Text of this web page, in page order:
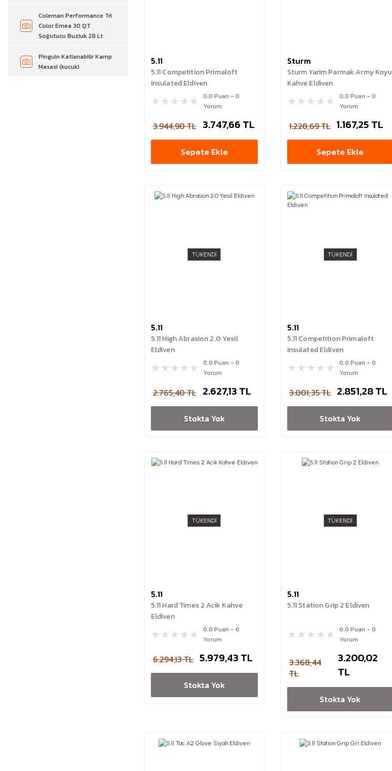
Coleman Performance Tri
Color Emea 30 QT
Soğutucu Buzluk 28 Lt
Pinguin Katlanabilir Kamp
Masasi (kucuk)
5.11
5.11 Competition Primaloft
Insulated Eldiven
0.0 Puan - 0
Yorum
3.944,90 TL 3.747,66 TL
Sepete Ekle
Sturm
Sturm Yarim Parmak Army Koyu
Kahve Eldiven
0.0 Puan - 0
Yorum
1.228,69 TL 1.167,25 TL
Sepete Ekle
TÜKENDİ
5.11
5.11 High Abrasion 2.0 Yesil
Eldiven
0.0 Puan - 0
Yorum
2.765,40 TL 2.627,13 TL
Stokta Yok
TÜKENDİ
5.11
5.11 Competition Primaloft
Insulated Eldiven
0.0 Puan - 0
Yorum
3.001,35 TL 2.851,28 TL
Stokta Yok
TÜKENDİ
5.11
5.11 Hard Times 2 Acik Kahve
Eldiven
0.0 Puan - 0
Yorum
6.294,13 TL 5.979,43 TL
Stokta Yok
TÜKENDİ
5.11
5.11 Station Grip 2 Eldiven
0.0 Puan - 0
Yorum
3.368,44
TL
3.200,02
TL
Stokta Yok